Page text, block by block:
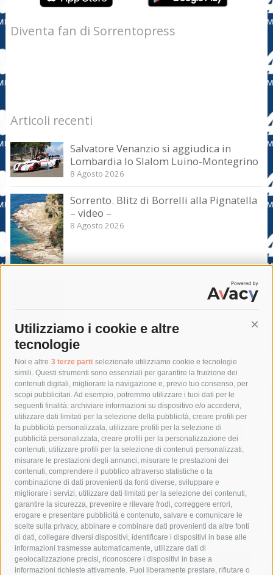
Utilizziamo i cookie e altre
tecnologie
Noi e altre 3 terze parti selezionate utilizziamo cookie e tecnologie
simili. Questi strumenti sono essenziali per garantire la fruizione dei
contenuti digitali, migliorare la navigazione e, previo tuo consenso, per
scopi pubblicitari. Ad esempio, potremmo utilizzare i tuoi dati per le
seguenti finalità: archiviare informazioni su dispositivo e/o accedervi,
utilizzare dati limitati per la selezione della pubblicità, creare profili per
la pubblicità personalizzata, utilizzare profili per la selezione di
pubblicità personalizzata, creare profili per la personalizzazione dei
contenuti, utilizzare profili per la selezione di contenuti personalizzati,
misurare le prestazioni degli annunci, misurare le prestazioni dei
contenuti, comprendere il pubblico attraverso statistiche o la
combinazione di dati provenienti da fonti diverse, sviluppare e
migliorare i servizi, utilizzare dati limitati per la selezione dei contenuti,
garantire la sicurezza, prevenire e rilevare frodi, correggere errori,
erogare e presentare pubblicità e contenuto, salvare e comunicare le
scelte sulla privacy, abbinare e combinare dati provenienti da altre fonti
di dati, collegare diversi dispositivi, identificare i dispositivi in base alle
informazioni trasmesse automaticamente, utilizzare dati di
geolocalizzazione precisi, riconoscere i dispositivi in base a
informazioni richieste attivamente. Puoi liberamente prestare, rifiutare o
Diventa fan di Sorrentopress
Articoli recenti
Salvatore Venanzio si aggiudica in
Lombardia lo Slalom Luino-Montegrino
8 Agosto 2026
Sorrento. Blitz di Borrelli alla Pignatella
– video –
8 Agosto 2026
Sorrento. Le denunce: Bivacchi e rifiuti
8 Agosto 2026
Tag
acqua allerta meteo
anas
area marina protetta di punta campanella
arresto
Asl Napoli 3 sud
capitaneria di porto capri
carabinieri
castellammare di stabia
circumvesuviana
comune di sorrento
concerto
contagi
costiera amalfitana
covid-19 eav
elezioni
fondazione sorrento
gori guardia costiera
incidente
lavori
lorenzo balducelli mare
massa lubrense
massimo coppola
Meta napoli
ordinanza
penisola sorrentina
piano di sorrento
polizia municipale